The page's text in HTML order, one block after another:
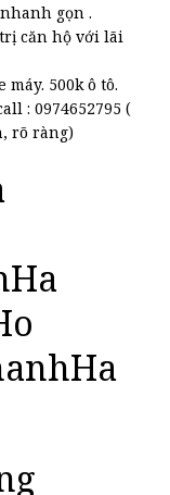
gọn .
căn hộ với lãi
500k ô tô.
: 0974652795 (
rõ ràng)